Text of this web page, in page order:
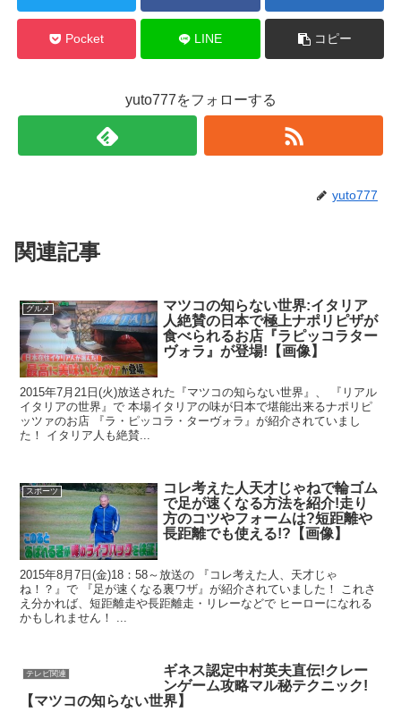
Pocket LINE コピー
yuto777をフォローする
yuto777
関連記事
グルメ
マツコの知らない世界:イタリア
人絶賛の日本で極上ナポリピザが
食べられるお店『ラピッコラター
ヴォラ』が登場!【画像】
2015年7月21日(火)放送された『マツコの知らない世界』、 『リアル
イタリアの世界』で 本場イタリアの味が日本で堪能出来るナポリピ
ッツァのお店 『ラ・ピッコラ・ターヴォラ』が紹介されていまし
た！ イタリア人も絶賛...
スポーツ
コレ考えた人天才じゃねで輪ゴム
で足が速くなる方法を紹介!走り
方のコツやフォームは?短距離や
長距離でも使える!?【画像】
2015年8月7日(金)18：58～放送の 『コレ考えた人、天才じゃ
ね！？』で 『足が速くなる裏ワザ』が紹介されていました！ これさ
え分かれば、短距離走や長距離走・リレーなどで ヒーローになれる
かもしれません！ ...
テレビ関連
ギネス認定中村英夫直伝!クレー
ンゲーム攻略マル秘テクニック!
【マツコの知らない世界】